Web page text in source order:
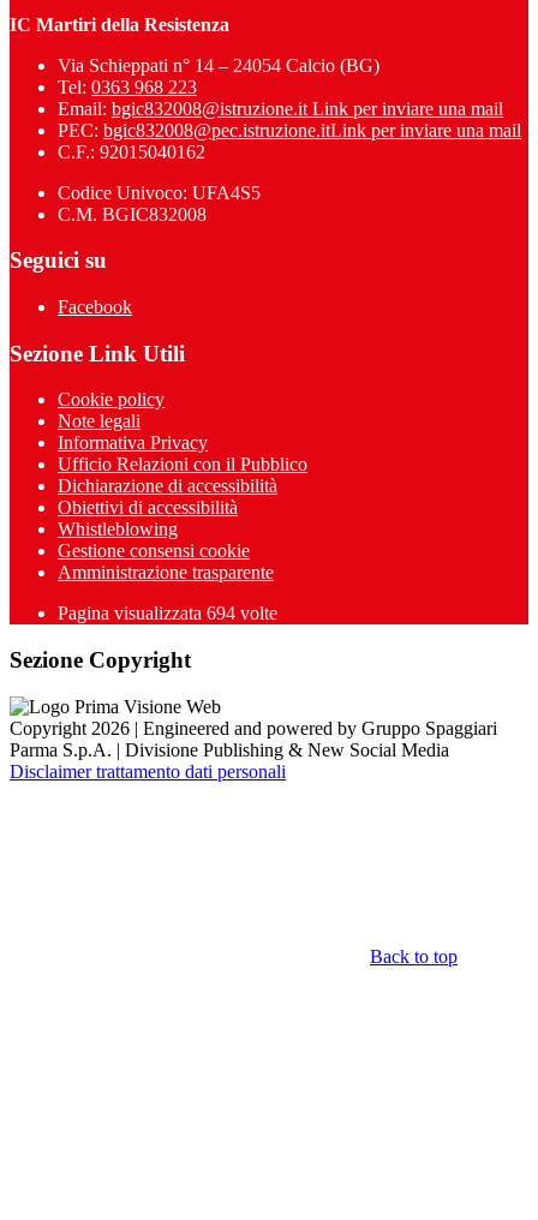
IC Martiri della Resistenza
Via Schieppati n° 14 – 24054 Calcio (BG)
Tel: 0363 968 223
Email: bgic832008@istruzione.it Link per inviare una mail
PEC: bgic832008@pec.istruzione.itLink per inviare una mail
C.F.: 92015040162
Codice Univoco: UFA4S5
C.M. BGIC832008
Seguici su
Facebook
Sezione Link Utili
Cookie policy
Note legali
Informativa Privacy
Ufficio Relazioni con il Pubblico
Dichiarazione di accessibilità
Obiettivi di accessibilità
Whistleblowing
Gestione consensi cookie
Amministrazione trasparente
Pagina visualizzata 694 volte
Sezione Copyright
Copyright 2026 | Engineered and powered by Gruppo Spaggiari
Parma S.p.A. | Divisione Publishing & New Social Media
Disclaimer trattamento dati personali
Back to top